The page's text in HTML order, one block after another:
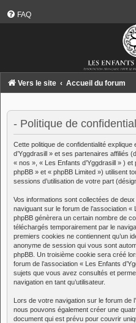
FAQ
Vers le site Accueil du forum
- Politique de
Cette politique de confidentialité
d’Yggdrasill » et ses partenaires affiliés
« nos », « Les Enfants d’Yggdrasill » )
phpBB » et « phpBB Limited ») utilisent
sessions d’utilisation de votre part
Vos informations sont collectées de
naviguant sur le forum de l’association «
phpBB génèrera un certain nombre de
téléchargés temporairement par le
premiers cookies ne contiennent qu’un
anonyme de session qui vous sont
phpBB. Un troisième cookie sera créé
forum de l’association « Les Enfants
sujets que vous avez consultés et
navigation en tant qu’utilisateur.
Lors de votre navigation sur le forum de
nous pouvons également créer une
document qui est prévu pour couvrir